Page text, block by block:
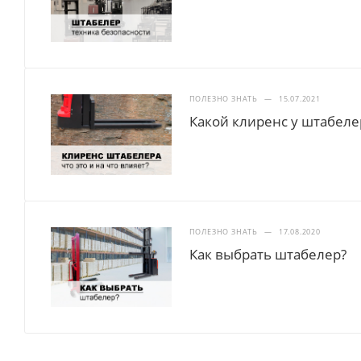
ПОЛЕЗНО ЗНАТЬ — 15.07.2021
Какой клиренс у
ПОЛЕЗНО ЗНАТЬ — 17.08.2020
Как выбрать штабелер?